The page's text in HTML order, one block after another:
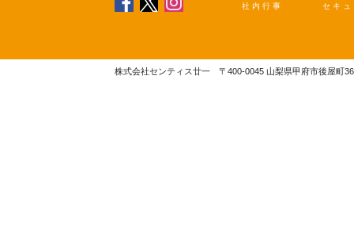
社内行事 セキ
株式会社センティス廿一 〒400-0045 山梨県甲府市後屋町